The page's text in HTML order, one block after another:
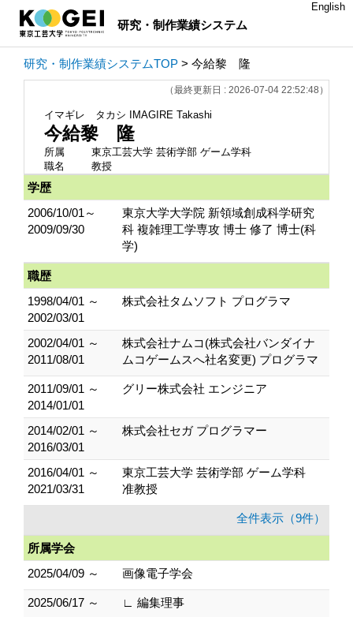
研究・制作業績システム
English
研究・制作業績システムTOP > 今給黎 隆
（最終更新日 : 2026-07-04 22:52:48）
イマギレ タカシ IMAGIRE Takashi
今給黎 隆
所属
東京工芸大学 芸術学部 ゲーム学科
職名
教授
学歴
2006/10/01～
2009/09/30
東京大学大学院 新領域創成科学研究
科 複雑理工学専攻 博士 修了 博士(科
学)
職歴
1998/04/01 ～
2002/03/01
株式会社タムソフト プログラマ
2002/04/01 ～
2011/08/01
株式会社ナムコ(株式会社バンダイナ
ムコゲームスへ社名変更) プログラマ
2011/09/01 ～
2014/01/01
グリー株式会社 エンジニア
2014/02/01 ～
2016/03/01
株式会社セガ プログラマー
2016/04/01 ～
2021/03/31
東京工芸大学 芸術学部 ゲーム学科
准教授
全件表示（9件）
所属学会
2025/04/09 ～
画像電子学会
2025/06/17 ～ ∟ 編集理事